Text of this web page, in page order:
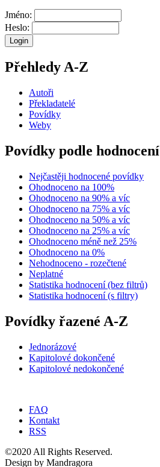
Jméno:
Heslo:
Přehledy A-Z
Autoři
Překladatelé
Povídky
Weby
Povídky podle hodnocení
Nejčastěji hodnocené povídky
Ohodnoceno na 100%
Ohodnoceno na 90% a víc
Ohodnoceno na 75% a víc
Ohodnoceno na 50% a víc
Ohodnoceno na 25% a víc
Ohodnoceno méně než 25%
Ohodnoceno na 0%
Nehodnoceno - rozečtené
Neplatné
Statistika hodnocení (bez filtrů)
Statistika hodnocení (s filtry)
Povídky řazené A-Z
Jednorázové
Kapitolové dokončené
Kapitolové nedokončené
FAQ
Kontakt
RSS
©2020 All Rights Reserved.
Design by Mandragora